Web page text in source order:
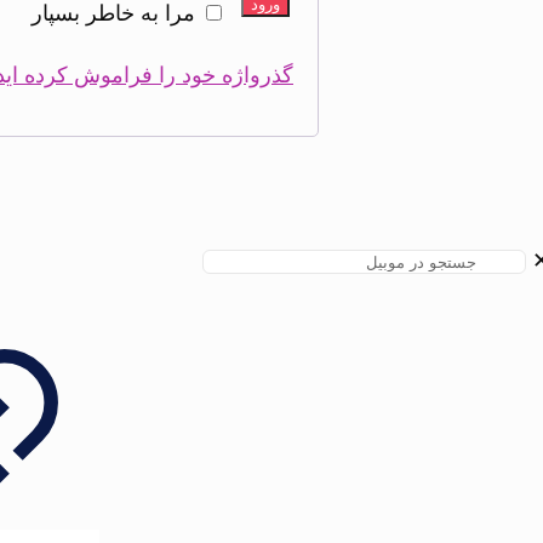
مرا به خاطر بسپار ورود
گذرواژه خود را فراموش کرده